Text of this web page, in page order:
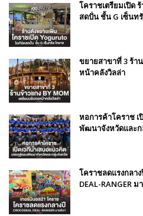
โคราชเตรียมเปิด
สดปั่น ชั้น G เซ็นท
ขยายสาขาที่ 3 ร้า
หน้าคลังวิลล่า
หอการค้าโคราช เ
พัฒนาจังหวัดและ
โคราชลดแรงกลาง
DEAL-RANGER ม